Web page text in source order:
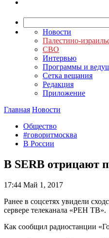
Новости
Палестино-
СВО
Интервью
Программы и
Сетка вещания
Редакция
Приложение
Главная Новости
Общество
#говоритмосква
В России
В SERB отрицают
17:44 Май 1, 2017
Ранее в соцсетях увидели
сервере телеканала «РЕН ТВ».
Как сообщил радиостанции